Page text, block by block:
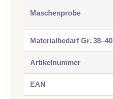
Maschenprobe
Materialbedarf Gr. 38–40
Artikelnummer
EAN